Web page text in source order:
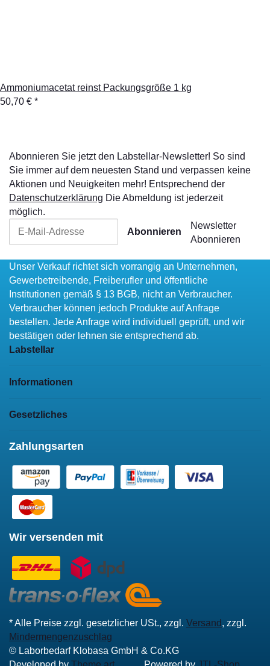
Ammoniumacetat reinst Packungsgröße 1 kg
50,70 € *
Abonnieren Sie jetzt den Labstellar-Newsletter! So sind
Sie immer auf dem neuesten Stand und verpassen keine
Aktionen und Neuigkeiten mehr! Entsprechend der
Datenschutzerklärung Die Abmeldung ist jederzeit
möglich.
Abonnieren
Newsletter
Abonnieren
Unser Verkauf richtet sich vorrangig an Unternehmen,
Gewerbetreibende, Freiberufler und öffentliche
Institutionen gemäß § 13 BGB, nicht an Verbraucher.
Verbraucher können jedoch Produkte auf Anfrage
bestellen. Jede Anfrage wird individuell geprüft, und wir
bestätigen oder lehnen sie entsprechend ab.
Labstellar
Informationen
Gesetzliches
Zahlungsarten
Wir versenden mit
* Alle Preise zzgl. gesetzlicher USt., zzgl. Versand, zzgl.
Mindermengenzuschlag
© Laborbedarf Klobasa GmbH & Co.KG